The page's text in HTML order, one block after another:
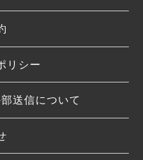
リシー
送信について